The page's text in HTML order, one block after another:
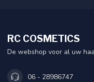
RC COSMETICS
De webshop voor al uw
06 - 28986747